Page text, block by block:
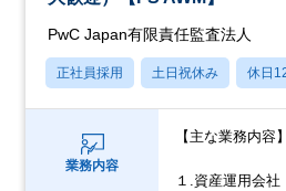
PwC Japan有限責任監査法人
正社員採用 土日祝休み 休日
業務内容
【主な業務内容】
１.資産運用会